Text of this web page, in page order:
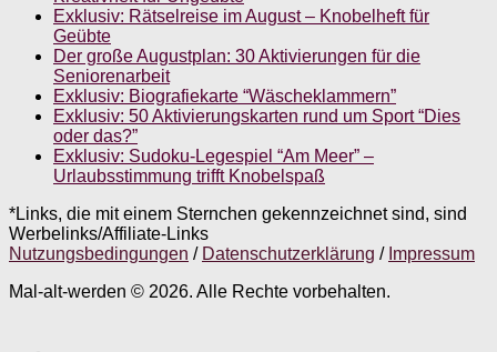
Exklusiv: Rätselreise im August – Knobelheft für
Geübte
Der große Augustplan: 30 Aktivierungen für die
Seniorenarbeit
Exklusiv: Biografiekarte “Wäscheklammern”
Exklusiv: 50 Aktivierungskarten rund um Sport “Dies
oder das?”
Exklusiv: Sudoku-Legespiel “Am Meer” –
Urlaubsstimmung trifft Knobelspaß
*Links, die mit einem Sternchen gekennzeichnet sind, sind
Werbelinks/Affiliate-Links
Nutzungsbedingungen / Datenschutzerklärung / Impressum
Mal-alt-werden © 2026. Alle Rechte vorbehalten.